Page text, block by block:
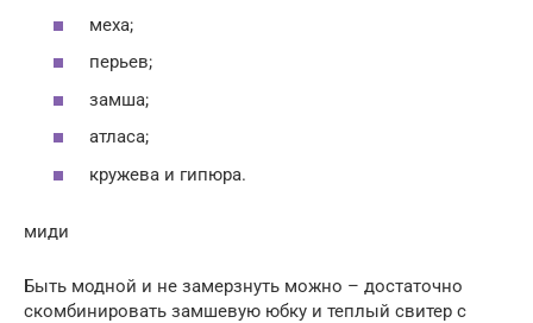
меха;
перьев;
замша;
атласа;
кружева и гипюра.
миди
Быть модной и не замерзнуть можно – достаточно
скомбинировать замшевую юбку и теплый свитер с